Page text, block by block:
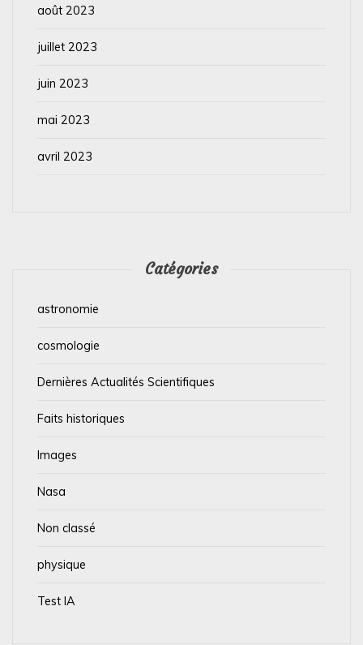
août 2023
juillet 2023
juin 2023
mai 2023
avril 2023
Catégories
astronomie
cosmologie
Dernières Actualités Scientifiques
Faits historiques
Images
Nasa
Non classé
physique
Test IA